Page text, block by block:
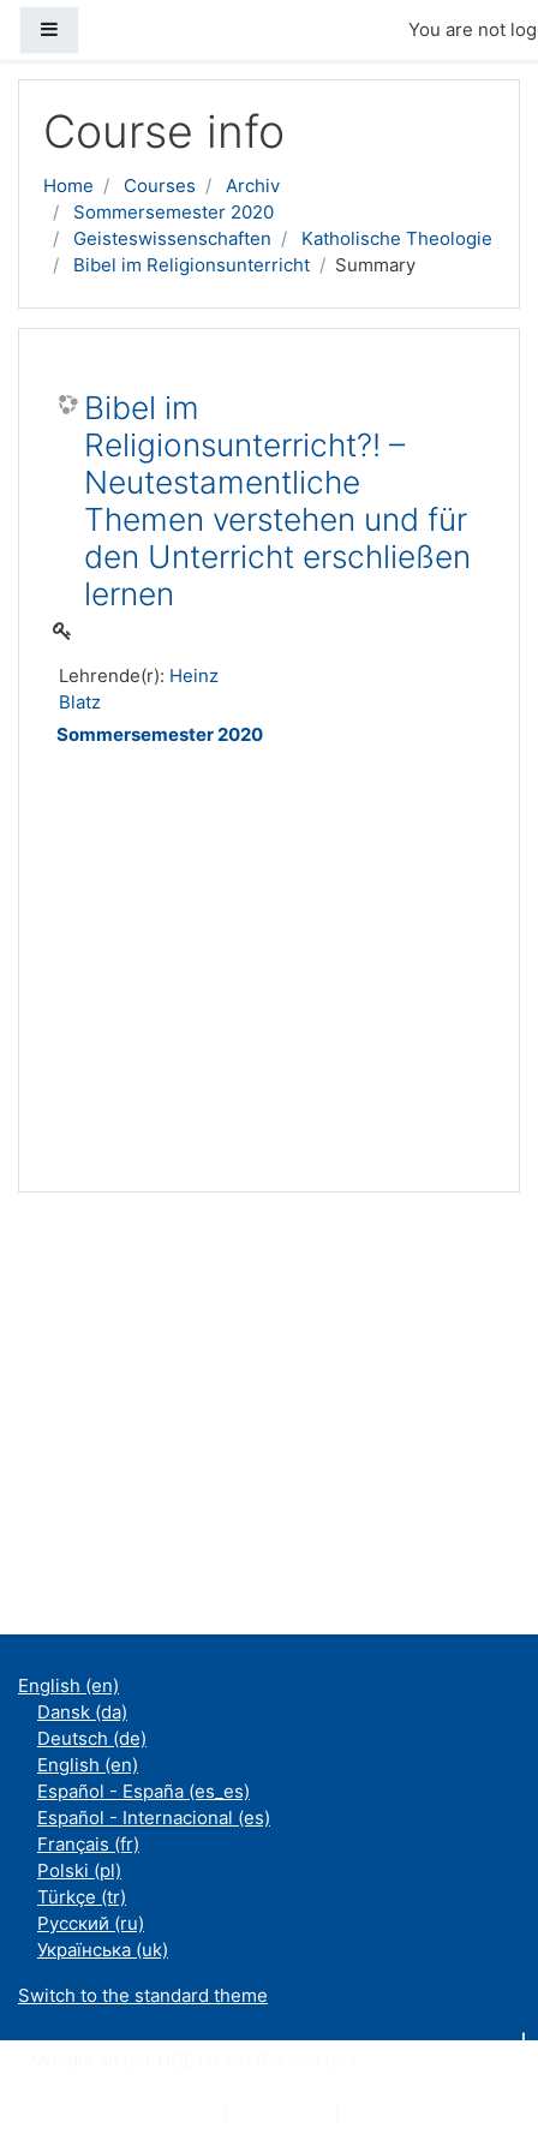
You are not
Course info
Home Courses
Archiv
Sommersemester 2020
Geisteswissenschaften
Katholische Theologie
Bibel im Religionsunterricht
Summary
Bibel im
Religionsunterricht?! –
Neutestamentliche
Themen verstehen und für
den Unterricht erschließen
lernen
Lehrende(r): Heinz
Blatz
Sommersemester 2020
English ‎(en)‎
Dansk ‎(da)‎
Deutsch ‎(de)‎
English ‎(en)‎
Español - España ‎(es_es)‎
Español - Internacional ‎(es)‎
Français ‎(fr)‎
Polski ‎(pl)‎
Türkçe ‎(tr)‎
Русский ‎(ru)‎
Українська ‎(uk)‎
Switch to the standard theme